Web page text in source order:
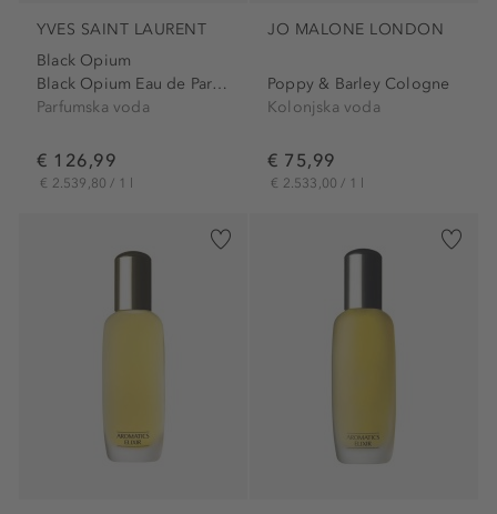
YVES SAINT LAURENT
Black Opium
Black Opium Eau de Parfum
Parfumska voda
€ 126,99
€ 2.539,80 / 1 l
JO MALONE LONDON
Poppy & Barley Cologne
Kolonjska voda
€ 75,99
€ 2.533,00 / 1 l